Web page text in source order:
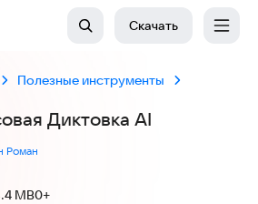
Скачать
Полезные инструменты
Диктовка AI
Роман
MB0+